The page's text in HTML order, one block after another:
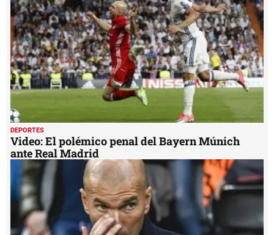
DEPORTES
Video: El polémico penal del Bayern Múnich
ante Real Madrid